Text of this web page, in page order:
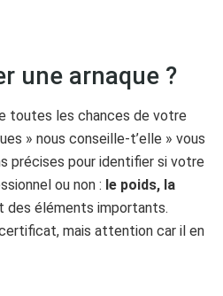
une arnaque ?
toutes les chances de votre
» nous conseille-t’elle » vous
précises pour identifier si votre
ou non : le poids, la
des éléments importants.
mais attention car il en